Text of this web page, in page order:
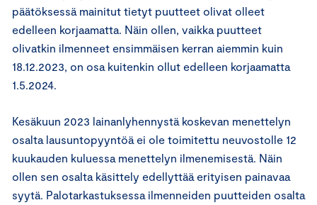
päätöksessä mainitut tietyt puutteet olivat olleet
edelleen korjaamatta. Näin ollen, vaikka puutteet
olivatkin ilmenneet ensimmäisen kerran aiemmin kuin
18.12.2023, on osa kuitenkin ollut edelleen korjaamatta
1.5.2024.
Kesäkuun 2023 lainanlyhennystä koskevan menettelyn
osalta lausuntopyyntöä ei ole toimitettu neuvostolle 12
kuukauden kuluessa menettelyn ilmenemisestä. Näin
ollen sen osalta käsittely edellyttää erityisen painavaa
syytä. Palotarkastuksessa ilmenneiden puutteiden osalta